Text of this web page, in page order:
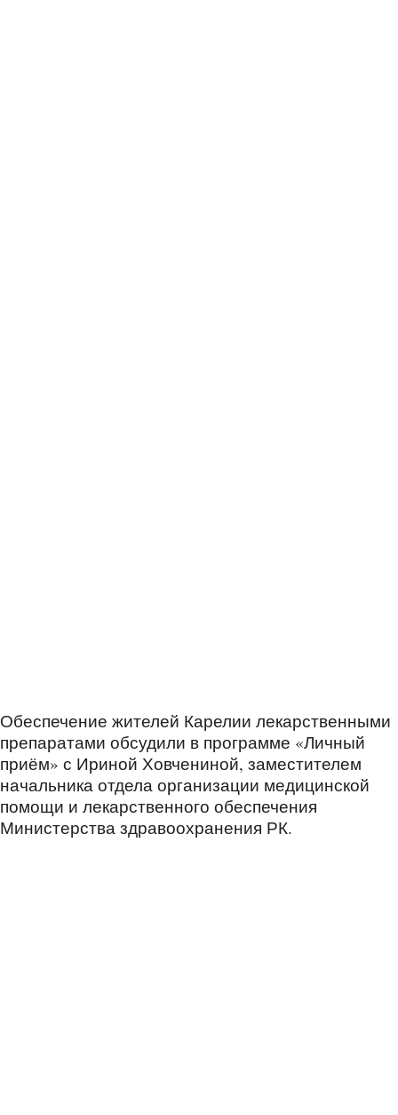
Обеспечение жителей Карелии лекарственными
препаратами обсудили в программе «Личный
приём» с Ириной Ховчениной, заместителем
начальника отдела организации медицинской
помощи и лекарственного обеспечения
Министерства здравоохранения РК.